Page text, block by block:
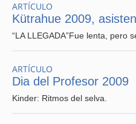
ARTÍCULO
Kütrahue 2009,
“LA LLEGADA”Fue lenta, pero
ARTÍCULO
Dia del Profesor 2009
Kinder: Ritmos del selva.